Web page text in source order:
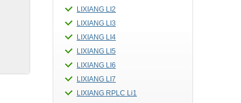
LIXIANG LI2
LIXIANG LI3
LIXIANG LI4
LIXIANG LI5
LIXIANG LI6
LIXIANG LI7
LIXIANG RPLC Li1